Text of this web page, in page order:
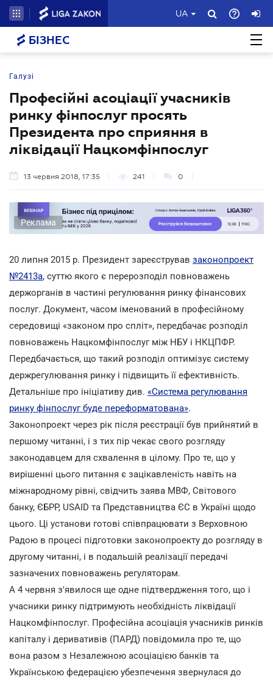
UA
БІЗНЕС
Галузі
Професійні асоціації учасників
ринку фінпослуг просять
Президента про сприяння в
ліквідації Нацкомфінпослуг
13 червня 2018, 17:35 241 0
Реклама
20 липня 2015 р. Президент зареєстрував законопроект
№2413a, суттю якого є перерозподіл повноважень
держорганів в частині регулювання ринку фінансових
послуг. Документ, часом іменований в професійному
середовищі «законом про спліт», передбачає розподіл
повноважень Нацкомфінпослуг між НБУ і НКЦПФР.
Передбачається, що такий розподіл оптимізує систему
держрегулювання ринку і підвищить її ефективність.
Детальніше про ініціативу див. «Система регулювання
ринку фінпослуг буде переформатована».
Законопроект через рік після реєстрації був прийнятий в
першому читанні, і з тих пір чекає свого розгляду
законодавцем для схвалення в цілому. Про те, що у
вирішенні цього питання є зацікавленість навіть на
міжнародному рівні, свідчить заява МВФ, Світового
банку, ЄБРР, USAID та Представництва ЄС в Україні щодо
цього. Ці установи готові співпрацювати з Верховною
Радою в процесі підготовки законопроекту до розгляду в
другому читанні, і в подальшій реалізації передачі
зазначених повноважень регуляторам.
А 4 червня з'явилося ще одне підтвердження того, що і
учасники ринку підтримують необхідність ліквідації
Нацкомфінпослуг. Професійна асоціація учасників ринків
капіталу і деривативів (ПАРД) повідомила про те, що
вона разом з Незалежною асоціацією банків та
Українською федерацією убезпечення звернулася до